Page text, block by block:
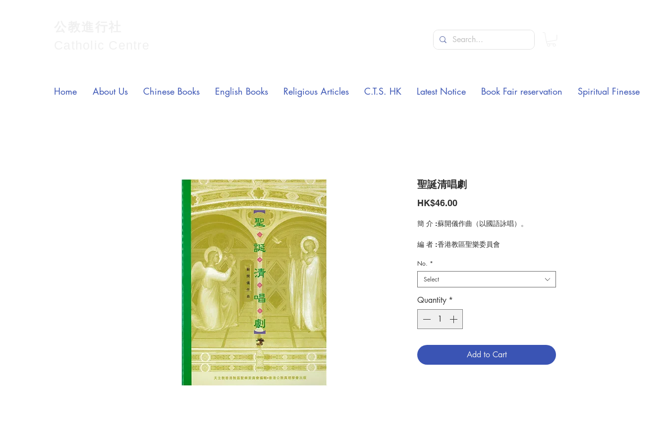
聖誕清唱劇
HK$46.00Price
簡 介 :蘇開儀作曲（以國語詠唱）。
編 者 :香港教區聖樂委員會
分 類 :音樂
ISBN:9789628417209
No. 3216009151
No. *
Select
Quantity *
Add to Cart
Home About Us Chinese Books English Books Religious Articles C.T.S. HK Latest Notice Book Fair reservation Spiritual Finesse